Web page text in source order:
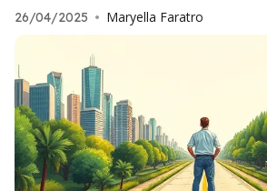
26/04/2025 • Maryella Faratro